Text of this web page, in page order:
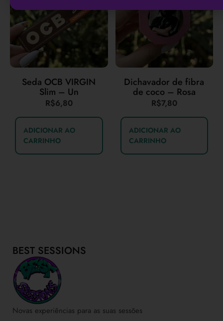
Seda OCB VIRGIN
Slim – Un
R$6,80
ADICIONAR AO
CARRINHO
Dichavador de fibra
de coco – Rosa
R$7,80
ADICIONAR AO
CARRINHO
BEST SESSIONS
Novas experiências para as suas sessões